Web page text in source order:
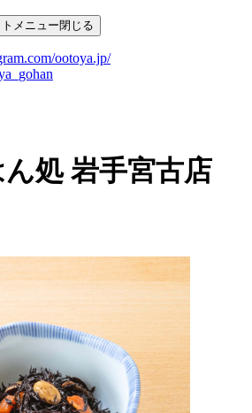
メニュー閉じる
ootoya.jp/
処 岩手宮古店